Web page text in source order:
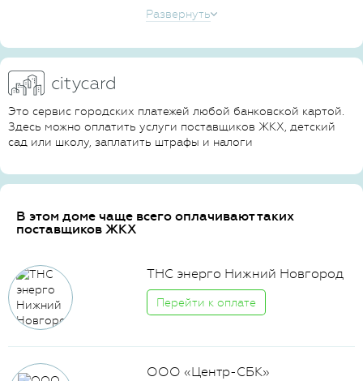
Развернуть
Это сервис городских платежей любой банковской картой.
Здесь можно оплатить услуги поставщиков ЖКХ, детский
сад или школу, заплатить штрафы и налоги
В этом доме чаще всего оплачивают таких
поставщиков ЖКХ
ТНС энерго Нижний Новгород
Перейти к оплате
ООО «Центр-СБК»